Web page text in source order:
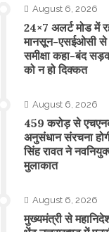
August 6, 2026
24×7 अलर्ट मोड में
मानसून-एसईओसी से
समीक्षा कहा-बंद
को न हो दिक्कत
August 6, 2026
459 करोड़ से
अनुसंधान संरचना
सिंह रावत ने
मुलाकात
August 6, 2026
मुख्यमंत्री से